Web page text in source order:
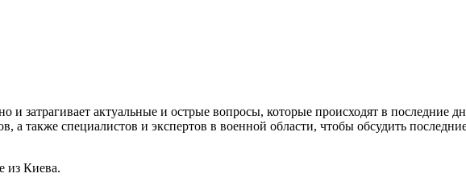
затрагивает актуальные и острые вопросы, которые происходят в последние
также специалистов и экспертов в военной области, чтобы обсудить
из Киева.